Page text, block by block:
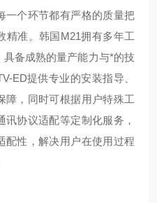
一个环节都有严格的质量把
精准。韩国M21拥有多年工
备成熟的量产能力与*的技
ED提供专业的安装指导、
障，同时可根据用户特殊工
协议适配等定制化服务，
配性，解决用户在使用过程